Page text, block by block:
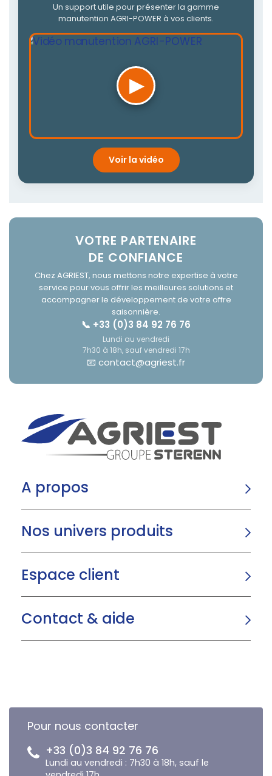
Un support utile pour présenter la gamme
manutention AGRI-POWER à vos clients.
▶
Voir la vidéo
VOTRE PARTENAIRE
DE CONFIANCE
Chez AGRIEST, nous mettons notre expertise à votre
service pour vous offrir les meilleures solutions et
accompagner le développement de votre offre
saisonnière.
📞 +33 (0)3 84 92 76 76
Lundi au vendredi
7h30 à 18h, sauf vendredi 17h
📧 contact@agriest.fr
A propos
Nos univers produits
Espace client
Contact & aide
Pour nous contacter
+33 (0)3 84 92 76 76
Lundi au vendredi : 7h30 à 18h, sauf le